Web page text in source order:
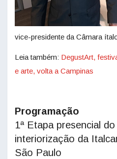
vice-presidente da Câmara
Leia também: DegustArt,
e arte, volta a Campinas
Programação
1ª Etapa presencial
interiorização da
São Paulo